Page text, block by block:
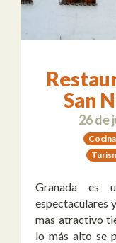
San
26 de
Granada es
espectaculares
mas atractivo
lo más alto se